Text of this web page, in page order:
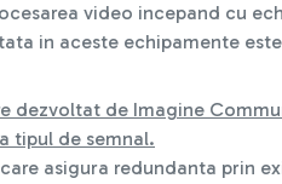
video incepand cu
in aceste echipamente
dezvoltat de Imagine
tipul de semnal.
asigura redundanta prin